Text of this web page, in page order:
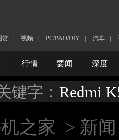
赏 视频 PC/PAD/DIY 汽车
| 行情 | 要闻 | 深度 |
键字： Redmi
之家 > 新闻